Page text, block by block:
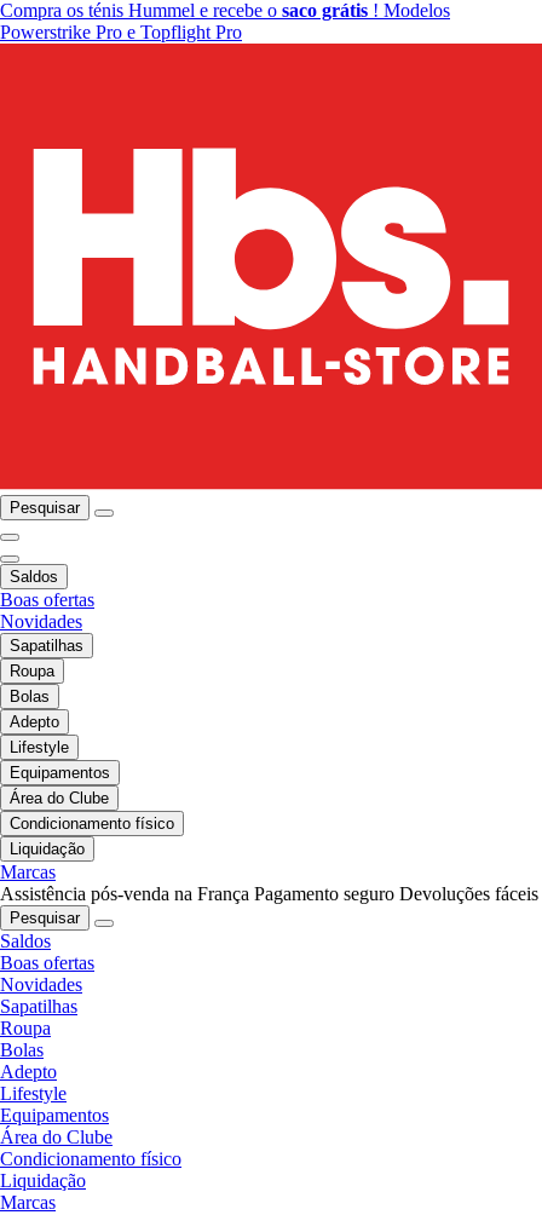
Compra os ténis Hummel e recebe o saco grátis ! Modelos
Powerstrike Pro e Topflight Pro
Pesquisar
Saldos
Boas ofertas
Novidades
Sapatilhas
Roupa
Bolas
Adepto
Lifestyle
Equipamentos
Área do Clube
Condicionamento físico
Liquidação
Marcas
Assistência pós-venda na França Pagamento seguro Devoluções fáceis
Pesquisar
Saldos
Boas ofertas
Novidades
Sapatilhas
Roupa
Bolas
Adepto
Lifestyle
Equipamentos
Área do Clube
Condicionamento físico
Liquidação
Marcas